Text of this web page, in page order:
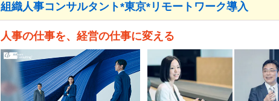
組織人事コンサルタント*東京*リモートワーク導入
人事の仕事を、経営の仕事に変える